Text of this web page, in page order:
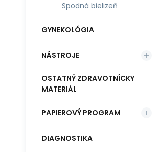
Spodná bielizeň
GYNEKOLÓGIA
NÁSTROJE
OSTATNÝ ZDRAVOTNÍCKY
MATERIÁL
PAPIEROVÝ PROGRAM
DIAGNOSTIKA